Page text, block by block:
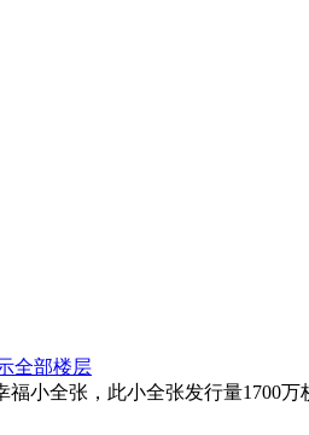
全部楼层
小全张，此小全张发行量1700万